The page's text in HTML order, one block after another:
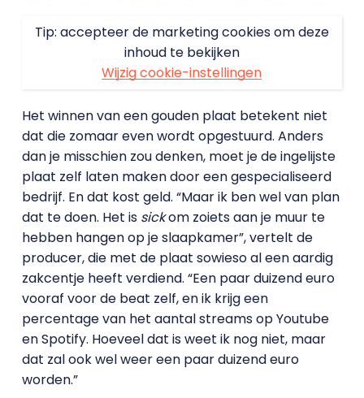
Tip: accepteer de marketing cookies om deze
inhoud te bekijken
Wijzig cookie-instellingen
Het winnen van een gouden plaat betekent niet
dat die zomaar even wordt opgestuurd. Anders
dan je misschien zou denken, moet je de ingelijste
plaat zelf laten maken door een gespecialiseerd
bedrijf. En dat kost geld. “Maar ik ben wel van plan
dat te doen. Het is sickom zoiets aan je muur te
hebben hangen op je slaapkamer”, vertelt de
producer, die met de plaat sowieso al een aardig
zakcentje heeft verdiend. “Een paar duizend euro
vooraf voor de beat zelf, en ik krijg een
percentage van het aantal streams op Youtube
en Spotify. Hoeveel dat is weet ik nog niet, maar
dat zal ook wel weer een paar duizend euro
worden.”